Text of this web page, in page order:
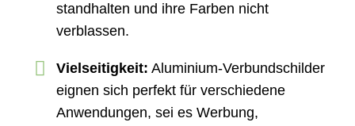
standhalten und ihre Farben nicht
verblassen.
Vielseitigkeit: Aluminium-Verbundschilder
eignen sich perfekt für verschiedene
Anwendungen, sei es Werbung,